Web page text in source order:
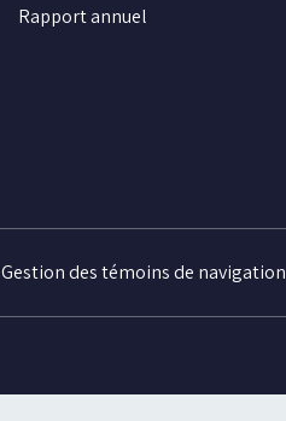
Rapport annuel
Gestion des témoins de navigation